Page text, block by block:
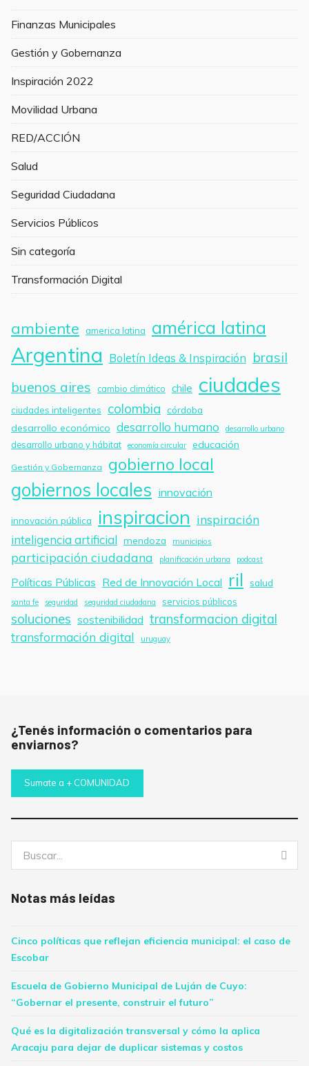
Finanzas Municipales
Gestión y Gobernanza
Inspiración 2022
Movilidad Urbana
RED/ACCIÓN
Salud
Seguridad Ciudadana
Servicios Públicos
Sin categoría
Transformación Digital
ambiente america latina américa latina
Argentina Boletín Ideas & Inspiración brasil
buenos aires
cambio climático chile ciudades
ciudades inteligentes colombia córdoba
desarrollo económico desarrollo humano desarrollo urbano
desarrollo urbano y hábitat economía circular educación
Gestión y Gobernanza gobierno local
gobiernos locales innovación
innovación pública inspiracion inspiración
inteligencia artificial mendoza municipios
participación ciudadana planificación urbana podcast
Políticas Públicas Red de Innovación Local ril salud
santa fe seguridad seguridad ciudadana servicios públicos
soluciones sostenibilidad transformacion digital
transformación digital uruguay
¿Tenés información o comentarios para
enviarnos?
Sumate a + COMUNIDAD
Notas más leídas
Cinco políticas que reflejan eficiencia municipal: el caso de
Escobar
Escuela de Gobierno Municipal de Luján de Cuyo:
“Gobernar el presente, construir el futuro”
Qué es la digitalización transversal y cómo la aplica
Aracaju para dejar de duplicar sistemas y costos